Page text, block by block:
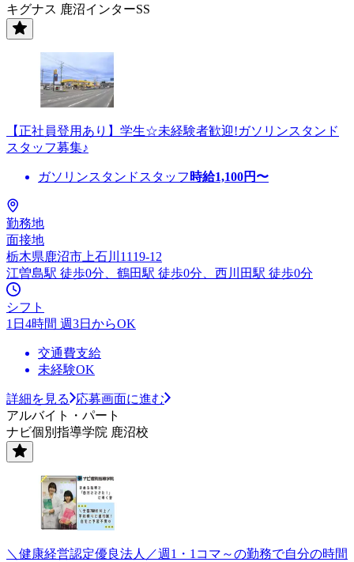
キグナス 鹿沼インターSS
【正社員登用あり】学生☆未経験者歓迎!ガソリンスタンド
スタッフ募集♪
ガソリンスタンドスタッフ 時給1,100円〜
勤務地
面接地
栃木県鹿沼市上石川1119-12
江曽島駅 徒歩0分、鶴田駅 徒歩0分、西川田駅 徒歩0分
シフト
1日4時間 週3日からOK
交通費支給
未経験OK
詳細を見る
応募画面に進む
アルバイト・パート
ナビ個別指導学院 鹿沼校
＼健康経営認定優良法人／週1・1コマ～の勤務で自分の時間